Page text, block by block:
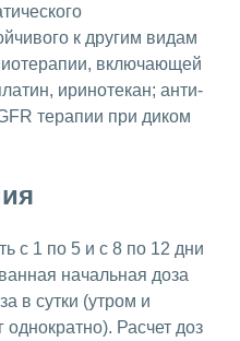
к другим видам
включающей
иринотекан; анти-
терапии при диком
с 1 по 5 и с 8 по 12 дни
начальная доза
в сутки (утром и
Расчет доз